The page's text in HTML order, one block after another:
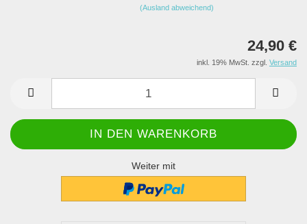
(Ausland abweichend)
24,90 €
inkl. 19% MwSt. zzgl. Versand
Weiter mit